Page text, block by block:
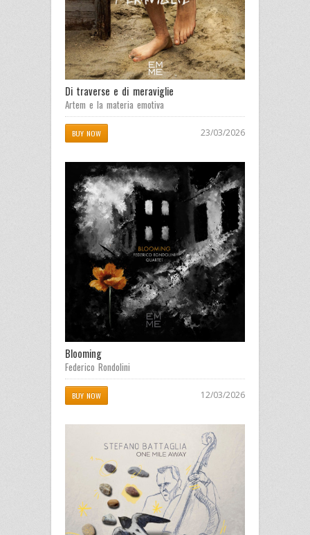
Di traverse e di meraviglie
Artem e la materia emotiva
BUY NOW 23/03/2026
Blooming
Federico Rondolini
BUY NOW 12/03/2026